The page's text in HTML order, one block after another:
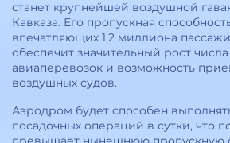
станет крупнейшей воздушной
Кавказа. Его пропускная
впечатляющих 1,2 миллиона
обеспечит значительный рост
авиаперевозок и возможность
воздушных судов.
Аэродром будет способен
посадочных операций в сутки, что